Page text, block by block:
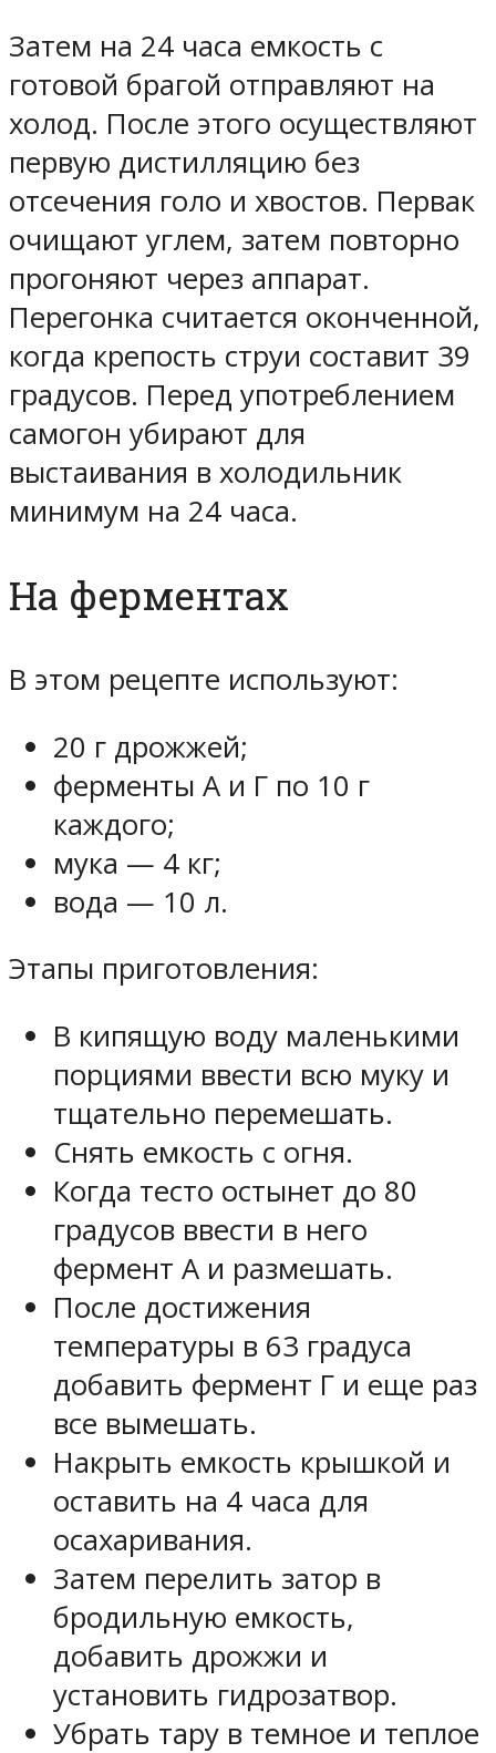
Затем на 24 часа емкость с
готовой брагой отправляют на
холод. После этого осуществляют
первую дистилляцию без
отсечения голо и хвостов. Первак
очищают углем, затем повторно
прогоняют через аппарат.
Перегонка считается оконченной,
когда крепость струи составит 39
градусов. Перед употреблением
самогон убирают для
выстаивания в холодильник
минимум на 24 часа.
На ферментах
В этом рецепте используют:
20 г дрожжей;
ферменты А и Г по 10 г
каждого;
мука — 4 кг;
вода — 10 л.
Этапы приготовления:
В кипящую воду маленькими
порциями ввести всю муку и
тщательно перемешать.
Снять емкость с огня.
Когда тесто остынет до 80
градусов ввести в него
фермент А и размешать.
После достижения
температуры в 63 градуса
добавить фермент Г и еще раз
все вымешать.
Накрыть емкость крышкой и
оставить на 4 часа для
осахаривания.
Затем перелить затор в
бродильную емкость,
добавить дрожжи и
установить гидрозатвор.
Убрать тару в темное и теплое